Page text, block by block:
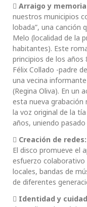
 Arraigo y
nuestros municipios
lobada”, una canción
Melo (localidad de la
habitantes). Este
principios de los
Félix Collado -padre
una vecina
(Regina Oliva). En un
esta nueva
la voz original de la
años, uniendo
 Creación de redes:
El disco promueve el
esfuerzo colaborativo
locales, bandas de
de diferentes
 Identidad y